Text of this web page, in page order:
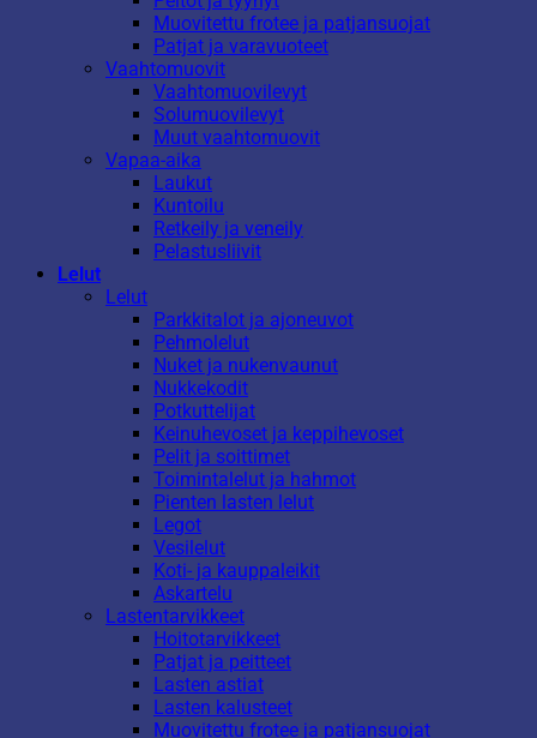
Muovitettu frotee ja patjansuojat
Patjat ja varavuoteet
Vaahtomuovit
Vaahtomuovilevyt
Solumuovilevyt
Muut vaahtomuovit
Vapaa-aika
Laukut
Kuntoilu
Retkeily ja veneily
Pelastusliivit
Lelut
Lelut
Parkkitalot ja ajoneuvot
Pehmolelut
Nuket ja nukenvaunut
Nukkekodit
Potkuttelijat
Keinuhevoset ja keppihevoset
Pelit ja soittimet
Toimintalelut ja hahmot
Pienten lasten lelut
Legot
Vesilelut
Koti- ja kauppaleikit
Askartelu
Lastentarvikkeet
Hoitotarvikkeet
Patjat ja peitteet
Lasten astiat
Lasten kalusteet
Muovitettu frotee ja patjansuojat